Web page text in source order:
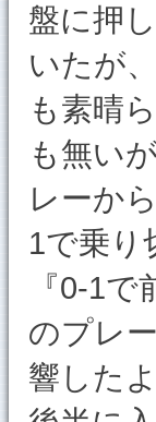
盤に押
いたが
も素晴
も無い
レーか
1で乗り
『0-1
のプレ
響した